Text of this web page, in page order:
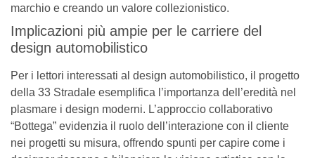
marchio e creando un valore collezionistico.
Implicazioni più ampie per le carriere del
design automobilistico
Per i lettori interessati al design automobilistico, il progetto
della 33 Stradale esemplifica l’importanza dell’eredità nel
plasmare i design moderni. L’approccio collaborativo
“Bottega” evidenzia il ruolo dell’interazione con il cliente
nei progetti su misura, offrendo spunti per capire come i